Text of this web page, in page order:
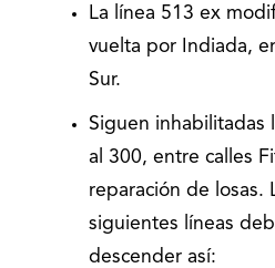
La línea 513 ex
vuelta por Indiada,
Sur.
Siguen inhabilitadas
al 300, entre calles
reparación de losas.
siguientes líneas
descender así: